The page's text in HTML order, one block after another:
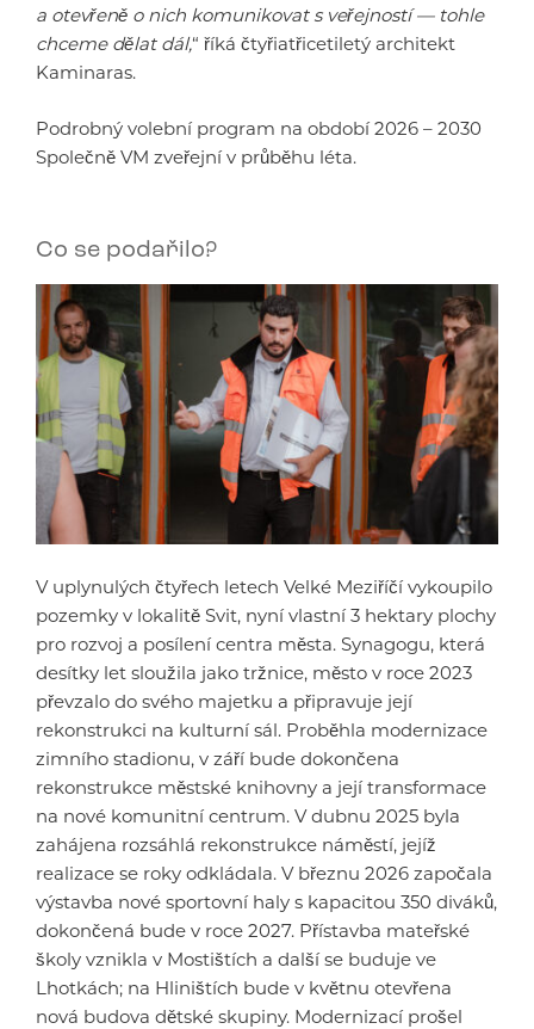
a otevřeně o nich komunikovat s veřejností — tohle
chceme dělat dál,“ říká čtyřiatřicetiletý architekt
Kaminaras.
Podrobný volební program na období 2026 – 2030
Společně VM zveřejní v průběhu léta.
Co se podařilo?
V uplynulých čtyřech letech Velké Meziříčí vykoupilo
pozemky v lokalitě Svit, nyní vlastní 3 hektary plochy
pro rozvoj a posílení centra města. Synagogu, která
desítky let sloužila jako tržnice, město v roce 2023
převzalo do svého majetku a připravuje její
rekonstrukci na kulturní sál. Proběhla modernizace
zimního stadionu, v září bude dokončena
rekonstrukce městské knihovny a její transformace
na nové komunitní centrum. V dubnu 2025 byla
zahájena rozsáhlá rekonstrukce náměstí, jejíž
realizace se roky odkládala. V březnu 2026 započala
výstavba nové sportovní haly s kapacitou 350 diváků,
dokončená bude v roce 2027. Přístavba mateřské
školy vznikla v Mostištích a další se buduje ve
Lhotkách; na Hliništích bude v květnu otevřena
nová budova dětské skupiny. Modernizací prošel